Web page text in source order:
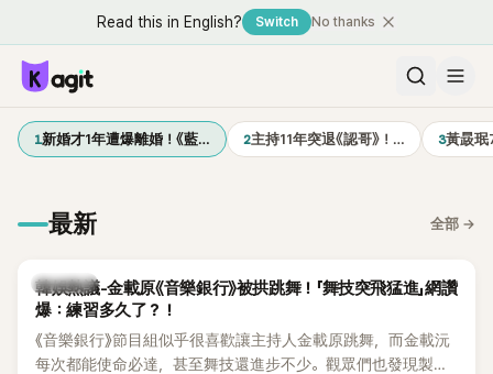
Read this in English? Switch No thanks
1新婚才1年遭爆離婚！《藍… 2主持11年突退《認哥》！… 3黃晸
最新 全部 →
熱議討論
韓娛熱議-金載原《音樂銀行》被拱跳舞！「舞技突飛猛進」網讚
爆：練習多久了？！
《音樂銀行》節目組似乎很喜歡讓主持人金載原跳舞，而金載沅
每次都能使命必達，甚至舞技還進步不少。觀眾們也發現製作